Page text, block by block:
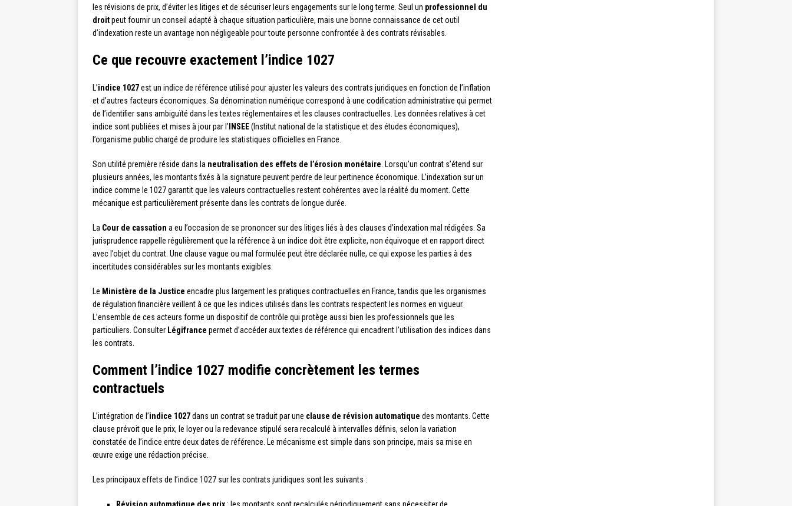
les révisions de prix, d’éviter les litiges et de sécuriser leurs engagements sur le long terme. Seul un professionnel du
droitpeut fournir un conseil adapté à chaque situation particulière, mais une bonne connaissance de cet outil
d’indexation reste un avantage non négligeable pour toute personne confrontée à des contrats révisables.
Ce que recouvre exactement l’indice 1027
L’indice 1027est un indice de référence utilisé pour ajuster les valeurs des contrats juridiques en fonction de l’inflation
et d’autres facteurs économiques. Sa dénomination numérique correspond à une codification administrative qui permet
de l’identifier sans ambiguïté dans les textes réglementaires et les clauses contractuelles. Les données relatives à cet
indice sont publiées et mises à jour par l’ INSEE(Institut national de la statistique et des études économiques),
l’organisme public chargé de produire les statistiques officielles en France.
Son utilité première réside dans la neutralisation des effets de l’érosion monétaire . Lorsqu’un contrat s’étend sur
plusieurs années, les montants fixés à la signature peuvent perdre de leur pertinence économique. L’indexation sur un
indice comme le 1027 garantit que les valeurs contractuelles restent cohérentes avec la réalité du moment. Cette
mécanique est particulièrement présente dans les contrats de longue durée.
La Cour de cassation a eu l’occasion de se prononcer sur des litiges liés à des clauses d’indexation mal rédigées. Sa
jurisprudence rappelle régulièrement que la référence à un indice doit être explicite, non équivoque et en rapport direct
avec l’objet du contrat. Une clause vague ou mal formulée peut être déclarée nulle, ce qui expose les parties à des
incertitudes considérables sur les montants exigibles.
Le Ministère de la Justice encadre plus largement les pratiques contractuelles en France, tandis que les organismes
de régulation financière veillent à ce que les indices utilisés dans les contrats respectent les normes en vigueur.
L’ensemble de ces acteurs forme un dispositif de contrôle qui protège aussi bien les professionnels que les
particuliers. Consulter Légifrance permet d’accéder aux textes de référence qui encadrent l’utilisation des indices dans
les contrats.
Comment l’indice 1027 modifie concrètement les termes
contractuels
L’intégration de l’indice 1027dans un contrat se traduit par une clause de révision automatique des montants. Cette
clause prévoit que le prix, le loyer ou la redevance stipulé sera recalculé à intervalles définis, selon la variation
constatée de l’indice entre deux dates de référence. Le mécanisme est simple dans son principe, mais sa mise en
œuvre exige une rédaction précise.
Les principaux effets de l’indice 1027 sur les contrats juridiques sont les suivants :